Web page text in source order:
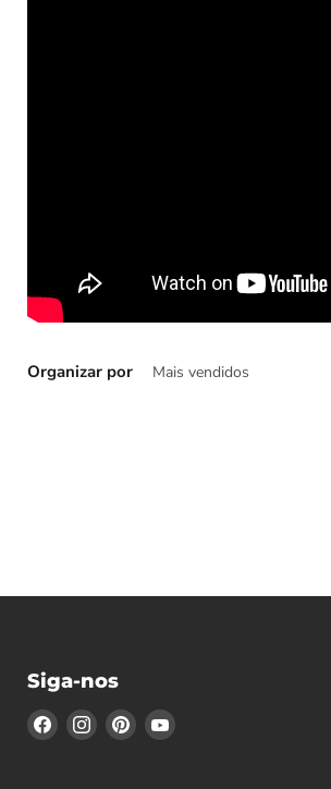
Organizar por
Siga-nos
Encontre-
nos
Encontre-
nos
Encontre-
nos
Encontre-